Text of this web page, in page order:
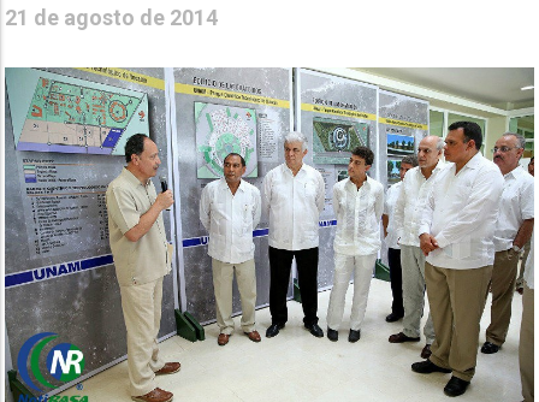
21 de agosto de 2014